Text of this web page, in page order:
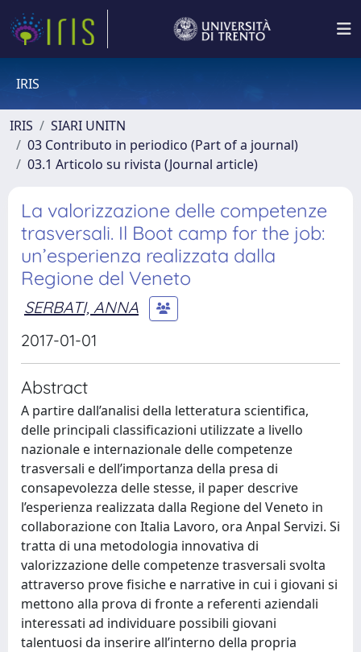
IRIS
IRIS
SIARI UNITN
03 Contributo in periodico (Part of a journal)
03.1 Articolo su rivista (Journal article)
La valorizzazione delle competenze
trasversali. Il Boot camp for the job:
un’esperienza realizzata dalla
Regione del Veneto
SERBATI, ANNA
2017-01-01
Abstract
A partire dall’analisi della letteratura scientifica,
delle principali classificazioni utilizzate a livello
nazionale e internazionale delle competenze
trasversali e dell’importanza della presa di
consapevolezza delle stesse, il paper descrive
l’esperienza realizzata dalla Regione del Veneto in
collaborazione con Italia Lavoro, ora Anpal Servizi. Si
tratta di una metodologia innovativa di
valorizzazione delle competenze trasversali svolta
attraverso prove fisiche e narrative in cui i giovani si
mettono alla prova di fronte a referenti aziendali
interessati ad individuare possibili giovani
talentuosi da inserire all’interno della propria